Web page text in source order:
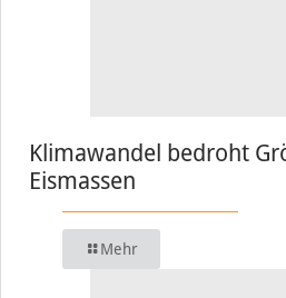
Klimawandel bedroht
Eismassen
Mehr